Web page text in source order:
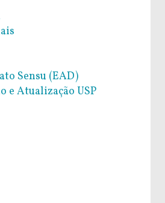
Sensu (EAD)
e Atualização USP